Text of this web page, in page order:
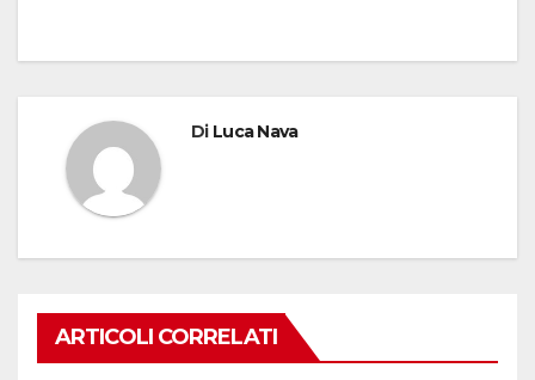
Di Luca Nava
ARTICOLI CORRELATI